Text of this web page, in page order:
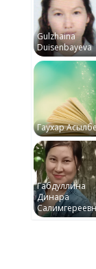
Gulzhaina
Duisenbayeva
Гаухар
Габдуллина
Динара